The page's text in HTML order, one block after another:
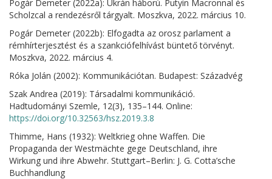
Pogár Demeter (2022a): Ukrán háború. Putyin Macronnal és
Scholzcal a rendezésről tárgyalt. Moszkva, 2022. március 10.
Pogár Demeter (2022b): Elfogadta az orosz parlament a
rémhírterjesztést és a szankciófelhívást büntető törvényt.
Moszkva, 2022. március 4.
Róka Jolán (2002): Kommunikációtan. Budapest: Századvég
Szak Andrea (2019): Társadalmi kommunikáció.
Hadtudományi Szemle, 12(3), 135–144. Online:
https://doi.org/10.32563/hsz.2019.3.8
Thimme, Hans (1932): Weltkrieg ohne Waffen. Die
Propaganda der Westmächte gege Deutschland, ihre
Wirkung und ihre Abwehr. Stuttgart–Berlin: J. G. Cotta’sche
Buchhandlung